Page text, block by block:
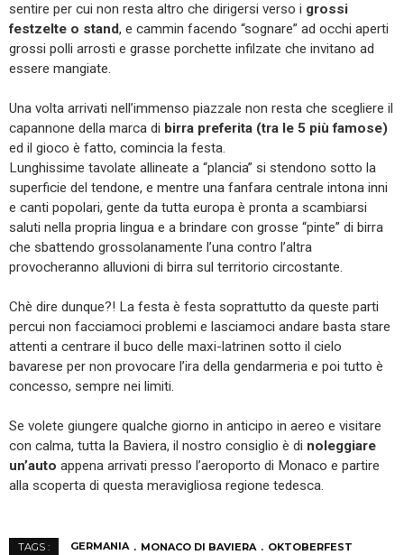
sentire per cui non resta altro che dirigersi verso i grossi
festzelte o stand, e cammin facendo “sognare” ad occhi aperti
grossi polli arrosti e grasse porchette infilzate che invitano ad
essere mangiate.
Una volta arrivati nell’immenso piazzale non resta che scegliere il
capannone della marca di birra preferita (tra le 5 più famose)
ed il gioco è fatto, comincia la festa.
Lunghissime tavolate allineate a “plancia” si stendono sotto la
superficie del tendone, e mentre una fanfara centrale intona inni
e canti popolari, gente da tutta europa è pronta a scambiarsi
saluti nella propria lingua e a brindare con grosse “pinte” di birra
che sbattendo grossolanamente l’una contro l’altra
provocheranno alluvioni di birra sul territorio circostante.
Chè dire dunque?! La festa è festa soprattutto da queste parti
percui non facciamoci problemi e lasciamoci andare basta stare
attenti a centrare il buco delle maxi-latrinen sotto il cielo
bavarese per non provocare l’ira della gendarmeria e poi tutto è
concesso, sempre nei limiti.
Se volete giungere qualche giorno in anticipo in aereo e visitare
con calma, tutta la Baviera, il nostro consiglio è di noleggiare
un’auto appena arrivati presso l’aeroporto di Monaco e partire
alla scoperta di questa meravigliosa regione tedesca.
TAGS : GERMANIA MONACO DI BAVIERA OKTOBERFEST